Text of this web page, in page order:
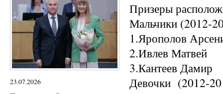
23.07.2026
Призеры
Мальчики (2012-
1.Ярополов
2.Ивлев
3.Кантеев
Девочки (2012-